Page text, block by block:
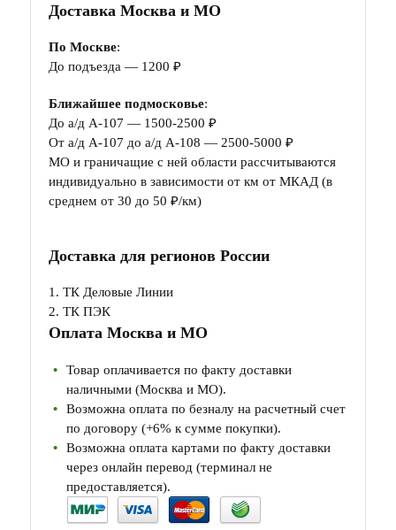
Доставка Москва и МО
По Москве:
До подъезда — 1200 ₽
Ближайшее подмосковье:
До а/д А-107 — 1500-2500 ₽
От а/д А-107 до а/д А-108 — 2500-5000 ₽
МО и граничащие с ней области рассчитываются
индивидуально в зависимости от км от МКАД (в
среднем от 30 до 50 ₽/км)
Доставка для регионов России
1. ТК Деловые Линии
2. ТК ПЭК
Оплата Москва и МО
Товар оплачивается по факту доставки
наличными (Москва и МО).
Возможна оплата по безналу на расчетный счет
по договору (+6% к сумме покупки).
Возможна оплата картами по факту доставки
через онлайн перевод (терминал не
предоставляется).